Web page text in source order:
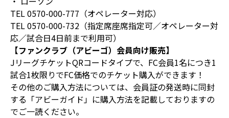
TEL 0570-000-777（オペレーター対応）
TEL 0570-000-732（指定席座席指定可／オペレーター対
応／試合日4日前まで利用可）
【ファンクラブ（アビーゴ）会員向け販売】
JリーグチケットQRコードタイプで、FC会員1名につき1
試合1枚限りでFC価格でのチケット購入ができます！
その他のご購入方法については、会員証の発送時に同封
する「アビーガイド」に購入方法を記載しておりますの
でご一読ください。